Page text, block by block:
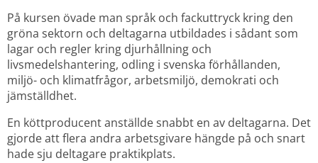
På kursen övade man språk och fackuttryck kring den
gröna sektorn och deltagarna utbildades i sådant som
lagar och regler kring djurhållning och
livsmedelshantering, odling i svenska förhållanden,
miljö- och klimatfrågor, arbetsmiljö, demokrati och
jämställdhet.
En köttproducent anställde snabbt en av deltagarna. Det
gjorde att flera andra arbetsgivare hängde på och snart
hade sju deltagare praktikplats.